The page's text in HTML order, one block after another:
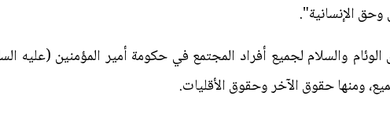
وحق الإنسانية".
والسلام لجميع أفراد المجتمع في حكومة أمير المؤمنين (عليه
ومنها حقوق الآخر وحقوق الأقليات.